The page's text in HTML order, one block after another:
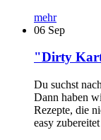
mehr
06 Sep
"Dirty
Du suchst
Dann haben
Rezepte, die
easy